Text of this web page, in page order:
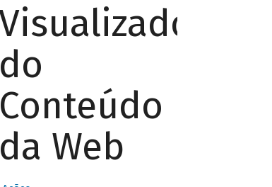
do
Conteúdo
da Web